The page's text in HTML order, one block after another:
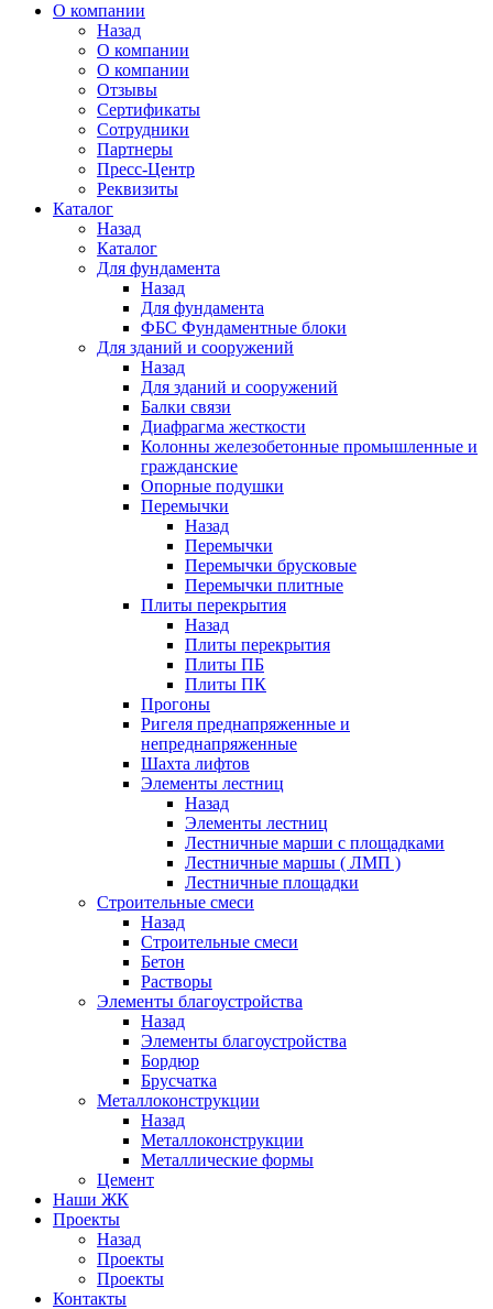
О компании
Назад
О компании
О компании
Отзывы
Сертификаты
Сотрудники
Партнеры
Пресс-Центр
Реквизиты
Каталог
Назад
Каталог
Для фундамента
Назад
Для фундамента
ФБС Фундаментные блоки
Для зданий и сооружений
Назад
Для зданий и сооружений
Балки связи
Диафрагма жесткости
Колонны железобетонные промышленные и
гражданские
Опорные подушки
Перемычки
Назад
Перемычки
Перемычки брусковые
Перемычки плитные
Плиты перекрытия
Назад
Плиты перекрытия
Плиты ПБ
Плиты ПК
Прогоны
Ригеля преднапряженные и
непреднапряженные
Шахта лифтов
Элементы лестниц
Назад
Элементы лестниц
Лестничные марши с площадками
Лестничные маршы ( ЛМП )
Лестничные площадки
Строительные смеси
Назад
Строительные смеси
Бетон
Растворы
Элементы благоустройства
Назад
Элементы благоустройства
Бордюр
Брусчатка
Металлоконструкции
Назад
Металлоконструкции
Металлические формы
Цемент
Наши ЖК
Проекты
Назад
Проекты
Проекты
Контакты